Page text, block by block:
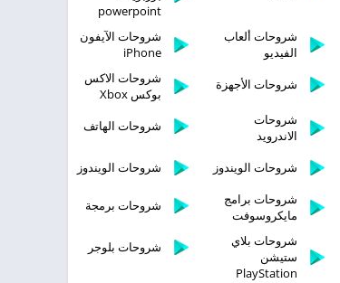
powerpoint
شروحات ألعاب
الفيديو
شروحات الآيفون
iPhone
شروحات الأجهزة
شروحات الاكس
بوكس Xbox
شروحات
الاندرويد
شروحات الهاتف
شروحات الويندوز
شروحات الويندوز
شروحات برامج
مايكروسوفت
شروحات برمجة
شروحات بلاي
ستيشن
PlayStation
شروحات بلوجر